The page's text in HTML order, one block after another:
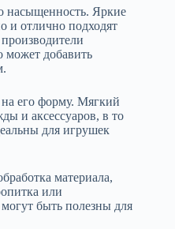
насыщенность. Яркие
и отлично подходят
может добавить
на его форму. Мягкий
и аксессуаров, в то
для игрушек
материала,
или
быть полезны для